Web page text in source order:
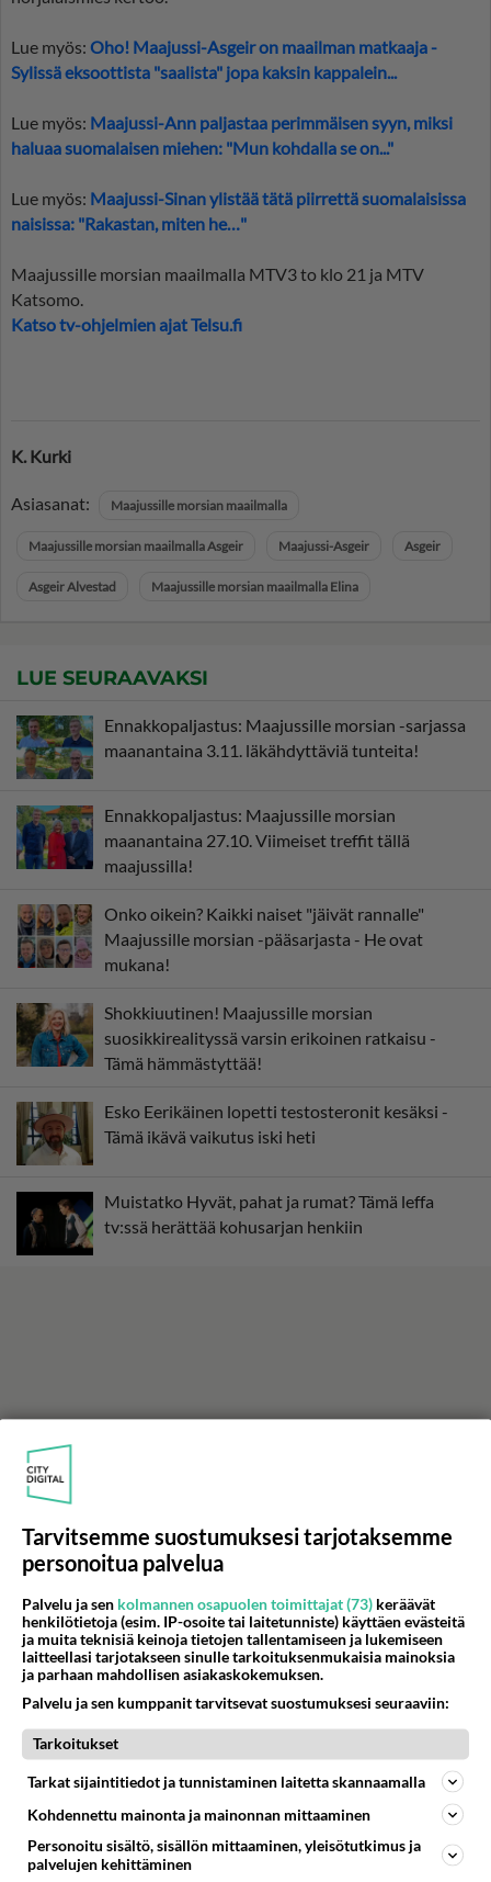
Lue myös: Oho! Maajussi-Asgeir on maailman matkaaja -
Sylissä eksoottista "saalista" jopa kaksin kappalein...
Lue myös: Maajussi-Ann paljastaa perimmäisen syyn, miksi
haluaa suomalaisen miehen: "Mun kohdalla se on..."
Lue myös: Maajussi-Sinan ylistää tätä piirrettä suomalaisissa
naisissa: "Rakastan, miten he…"
Maajussille morsian maailmalla MTV3 to klo 21 ja MTV
Katsomo.
Katso tv-ohjelmien ajat Telsu.fi
K. Kurki
Asiasanat: Maajussille morsian maailmalla
Maajussille morsian maailmalla Asgeir Maajussi-Asgeir Asgeir
Asgeir Alvestad Maajussille morsian maailmalla Elina
LUE SEURAAVAKSI
Ennakkopaljastus: Maajussille morsian -sarjassa
maanantaina 3.11. läkähdyttäviä tunteita!
Ennakkopaljastus: Maajussille morsian
maanantaina 27.10. Viimeiset treffit tällä
maajussilla!
Onko oikein? Kaikki naiset "jäivät rannalle"
Maajussille morsian -pääsarjasta - He ovat
mukana!
Shokkiuutinen! Maajussille morsian
suosikkirealityssä varsin erikoinen ratkaisu -
Tämä hämmästyttää!
Esko Eerikäinen lopetti testosteronit kesäksi -
Tämä ikävä vaikutus iski heti
Muistatko Hyvät, pahat ja rumat? Tämä leffa
tv:ssä herättää kohusarjan henkiin
Tarvitsemme suostumuksesi tarjotaksemme
personoitua palvelua
Palvelu ja sen kolmannen osapuolen toimittajat (73) keräävät
henkilötietoja (esim. IP-osoite tai laitetunniste) käyttäen evästeitä
ja muita teknisiä keinoja tietojen tallentamiseen ja lukemiseen
laitteellasi tarjotakseen sinulle tarkoituksenmukaisia mainoksia
ja parhaan mahdollisen asiakaskokemuksen.
Palvelu ja sen kumppanit tarvitsevat suostumuksesi seuraaviin:
Tarkoitukset
Tarkat sijaintitiedot ja tunnistaminen laitetta skannaamalla
Kohdennettu mainonta ja mainonnan mittaaminen
Personoitu sisältö, sisällön mittaaminen, yleisötutkimus ja
palvelujen kehittäminen